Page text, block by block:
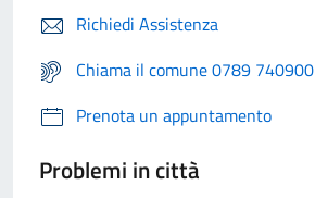
Richiedi Assistenza
Chiama il comune 0789 740900
Prenota un appuntamento
Problemi in città